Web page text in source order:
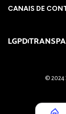
CANAIS DE
LGPD
© 2024